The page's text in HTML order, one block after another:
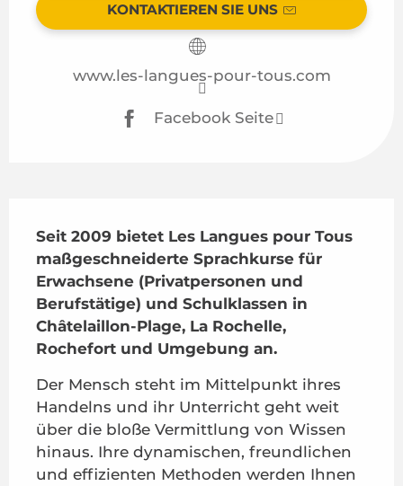
KONTAKTIEREN SIE UNS
www.les-langues-pour-tous.com
Facebook Seite
Seit 2009 bietet Les Langues pour Tous
maßgeschneiderte Sprachkurse für
Erwachsene (Privatpersonen und
Berufstätige) und Schulklassen in
Châtelaillon-Plage, La Rochelle,
Rochefort und Umgebung an.
Der Mensch steht im Mittelpunkt ihres
Handelns und ihr Unterricht geht weit
über die bloße Vermittlung von Wissen
hinaus. Ihre dynamischen, freundlichen
und effizienten Methoden werden Ihnen